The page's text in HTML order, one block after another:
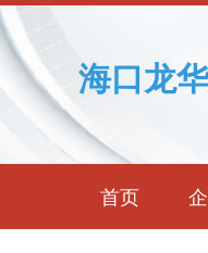
海口龙
首页